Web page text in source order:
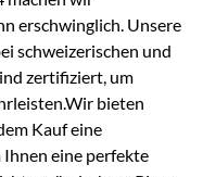
erschwinglich. Unsere
schweizerischen und
zertifiziert, um
bieten
Kauf eine
eine perfekte